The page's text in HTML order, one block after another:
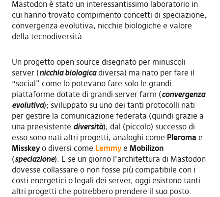
Mastodon è stato un interessantissimo laboratorio in
cui hanno trovato compimento concetti di speciazione,
convergenza evolutiva, nicchie biologiche e valore
della tecnodiversità.
Un progetto open source disegnato per minuscoli
server (nicchia biologicadiversa) ma nato per fare il
“social” come lo potevano fare solo le grandi
piattaforme dotate di grandi server farm (convergenza
evolutiva); sviluppato su uno dei tanti protocolli nati
per gestire la comunicazione federata (quindi grazie a
una preesistente diversità); dal (piccolo) successo di
esso sono nati altri progetti, analoghi come Pleroma e
Misskeyo diversi come Lemmye Mobilizon
(speciazione). E se un giorno l’architettura di Mastodon
dovesse collassare o non fosse più compatibile con i
costi energetici o legali dei server, oggi esistono tanti
altri progetti che potrebbero prendere il suo posto.